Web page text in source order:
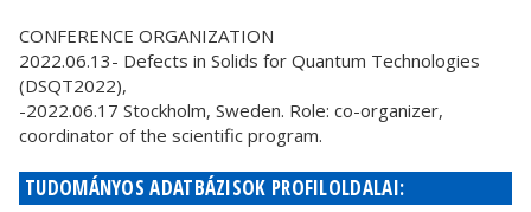
CONFERENCE ORGANIZATION
2022.06.13- Defects in Solids for Quantum Technologies
(DSQT2022),
-2022.06.17 Stockholm, Sweden. Role: co-organizer,
coordinator of the scientific program.
TUDOMÁNYOS ADATBÁZISOK PROFILOLDALAI: